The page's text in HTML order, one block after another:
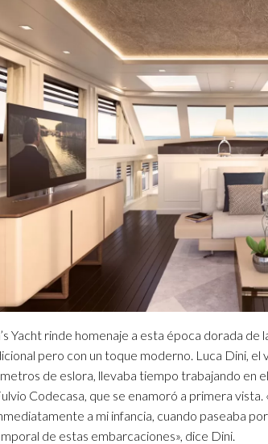
Yacht rinde homenaje a esta época dorada de
pero con un toque moderno. Luca Dini,
de eslora, llevaba tiempo trabajando en
Codecasa, que se enamoró a primera vista.
a mi infancia, cuando paseaba
de estas embarcaciones», dice Dini.